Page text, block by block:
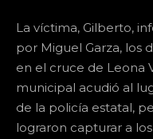
La víctima, Gilberto,
por Miguel Garza, los
en el cruce de Leona
municipal acudió al
de la policía estatal,
lograron capturar a